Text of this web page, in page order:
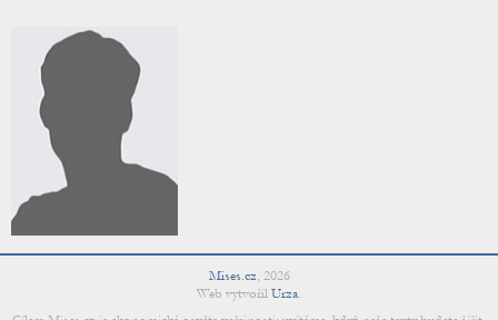
Mises.cz, 2026
Web vytvořil Urza.